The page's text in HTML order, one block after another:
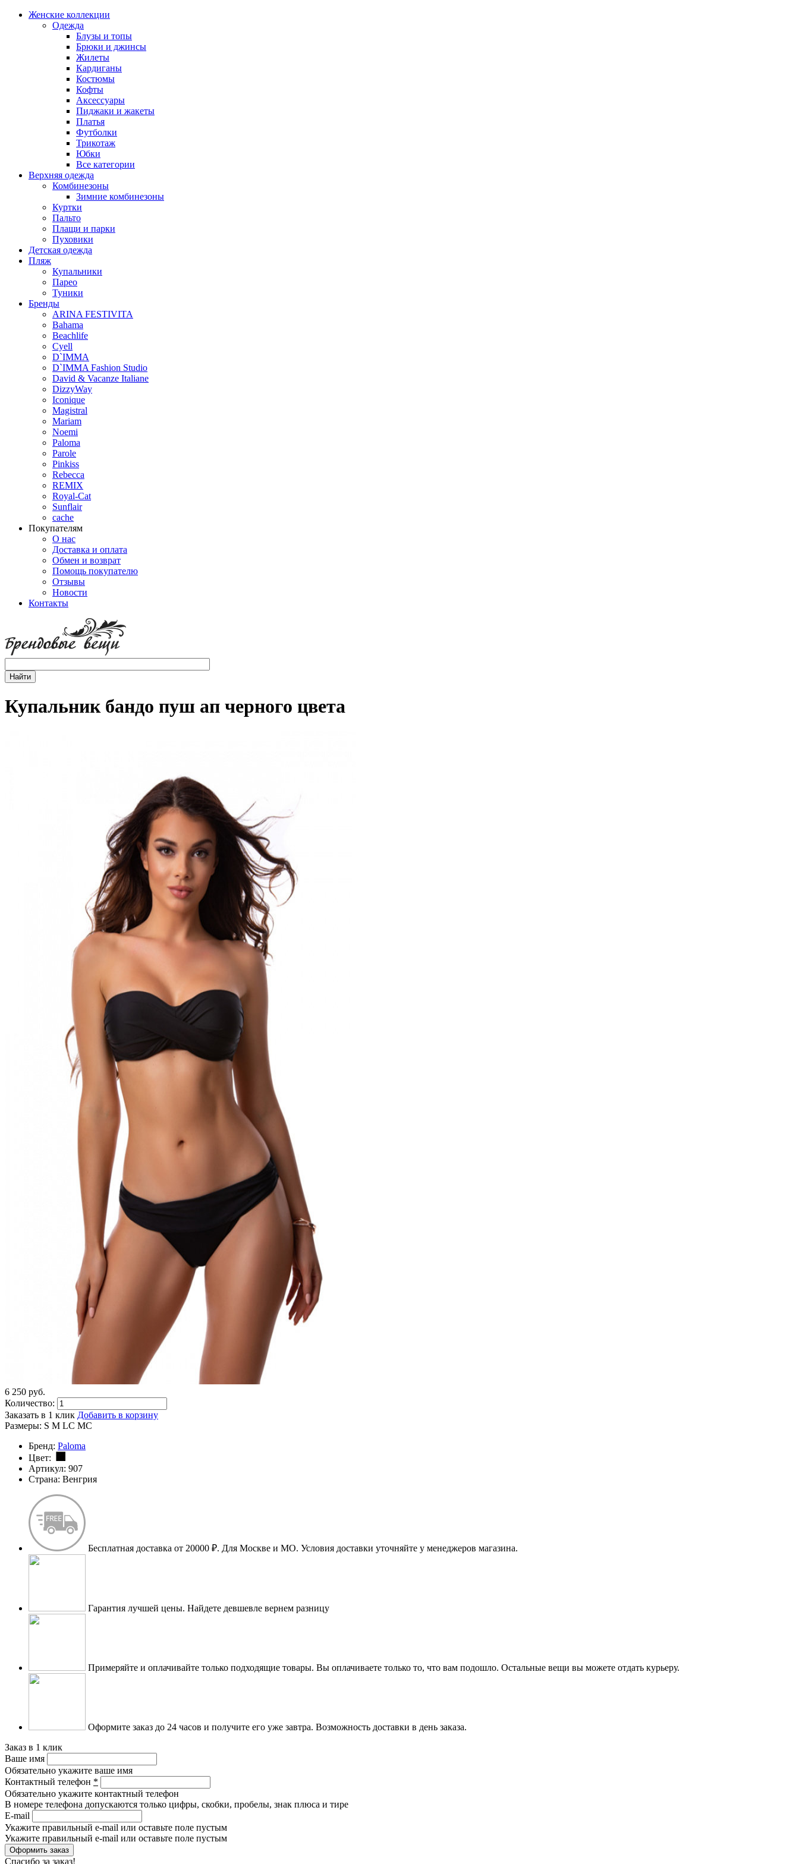
Женские коллекции
Одежда
Блузы и топы
Брюки и джинсы
Жилеты
Кардиганы
Костюмы
Кофты
Аксессуары
Пиджаки и жакеты
Платья
Футболки
Трикотаж
Юбки
Все категории
Верхняя одежда
Комбинезоны
Зимние комбинезоны
Куртки
Пальто
Плащи и парки
Пуховики
Детская одежда
Пляж
Купальники
Парео
Туники
Бренды
ARINA FESTIVITA
Bahama
Beachlife
Cyell
D`IMMA
D`IMMA Fashion Studio
David & Vacanze Italiane
DizzyWay
Iconique
Magistral
Mariam
Noemi
Paloma
Parole
Pinkiss
Rebecca
REMIX
Royal-Cat
Sunflair
cache
Покупателям
О нас
Доставка и оплата
Обмен и возврат
Помощь покупателю
Отзывы
Новости
Контакты
Купальник бандо пуш ап черного цвета
6 250 pуб.
Количество:
Заказать в 1 клик Добавить в корзину
Размеры: S M LC MC
Бренд: Paloma
Цвет:
Артикул: 907
Страна: Венгрия
Бесплатная доставка от 20000 ₽. Для Москве и МО. Условия доставки уточняйте у менеджеров магазина.
Гарантия лучшей цены. Найдете девшевле вернем разницу
Примеряйте и оплачивайте только подходящие товары. Вы оплачиваете только то, что вам подошло. Остальные вещи вы можете отдать курьеру.
Оформите заказ до 24 часов и получите его уже завтра. Возможность доставки в день заказа.
Заказ в 1 клик
Ваше имя
Обязательно укажите ваше имя
Контактный телефон *
Обязательно укажите контактный телефон
В номере телефона допускаются только цифры, скобки, пробелы, знак плюса и тире
E-mail
Укажите правильный e-mail или оставьте поле пустым
Укажите правильный e-mail или оставьте поле пустым
Спасибо за заказ!